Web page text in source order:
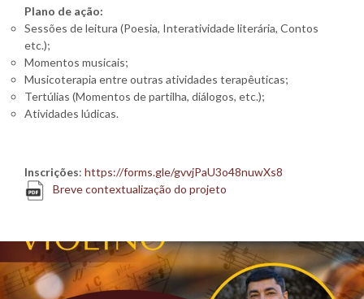
Plano de ação:
Sessões de leitura (Poesia, Interatividade literária, Contos
etc.);
Momentos musicais;
Musicoterapia entre outras atividades terapêuticas;
Tertúlias (Momentos de partilha, diálogos, etc.);
Atividades lúdicas.
Inscrições: https://forms.gle/gvvjPaU3o48nuwXs8
Breve contextualização do projeto